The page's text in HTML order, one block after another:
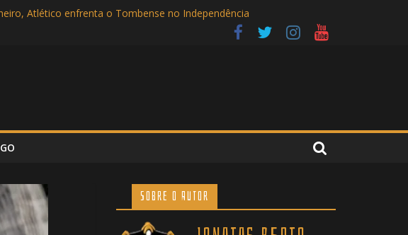
Atlético enfrenta o Tombense no Independência
Rams
por 3 a 0 no Independência
Sobre o Autor